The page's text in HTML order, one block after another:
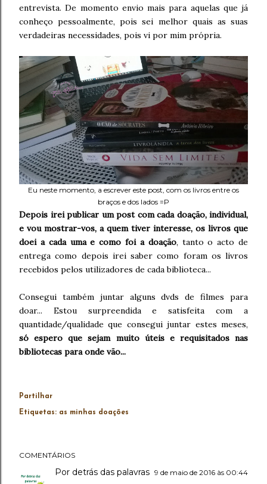
entrevista. De momento envio mais para aquelas que já
conheço pessoalmente, pois sei melhor quais as suas
verdadeiras necessidades, pois vi por mim própria.
Eu neste momento, a escrever este post, com os livros entre os
braços e dos lados =P
Depois irei publicar um post com cada doação, individual,
e vou mostrar-vos, a quem tiver interesse, os livros que
doei a cada uma e como foi a doação, tanto o acto de
entrega como depois irei saber como foram os livros
recebidos pelos utilizadores de cada biblioteca...
Consegui também juntar alguns dvds de filmes para
doar... Estou surpreendida e satisfeita com a
quantidade/qualidade que consegui juntar estes meses,
só espero que sejam muito úteis e requisitados nas
bibliotecas para onde vão...
Partilhar
Etiquetas: as minhas doações
COMENTÁRIOS
Por detrás das palavras 9 de maio de 2016 às 00:44